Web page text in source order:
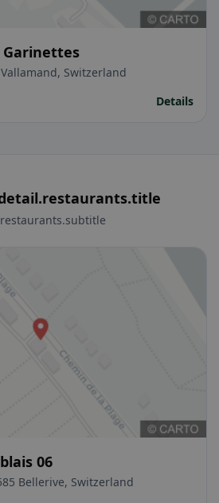
Garinettes
Switzerland
Details
06
Bellerive, Switzerland